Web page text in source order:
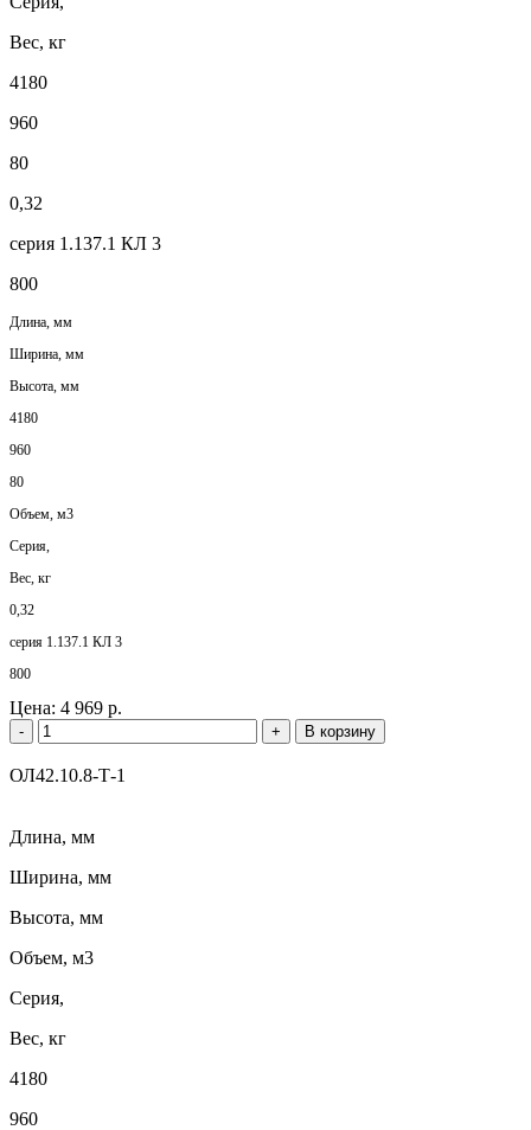
Вес, кг
4180
960
80
0,32
серия 1.137.1 КЛ 3
800
Длина, мм
Ширина, мм
Высота, мм
4180
960
80
Объем, м3
Серия,
Вес, кг
0,32
серия 1.137.1 КЛ 3
800
Цена: 4 969 р.
- + В корзину
ОЛ42.10.8-Т-1
Длина, мм
Ширина, мм
Высота, мм
Объем, м3
Серия,
Вес, кг
4180
960